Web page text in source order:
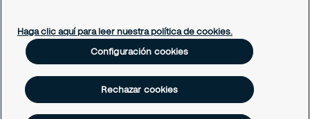
Periódico Securitízate
Un café con Securitas
Legal
Nuestras políticas
Haga clic aquí para leer nuestra política de cookies.
Configuración cookies
Rechazar cookies